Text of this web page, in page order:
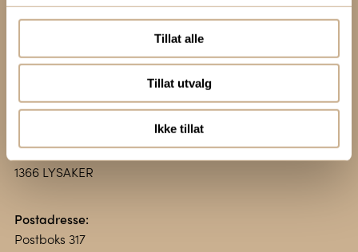
Tillat alle
Tillat utvalg
Ikke tillat
+47 67 51 86 00
ortomedic@ortomedic.no
Vollsveien 13 E
1366 LYSAKER
Postadresse:
Postboks 317